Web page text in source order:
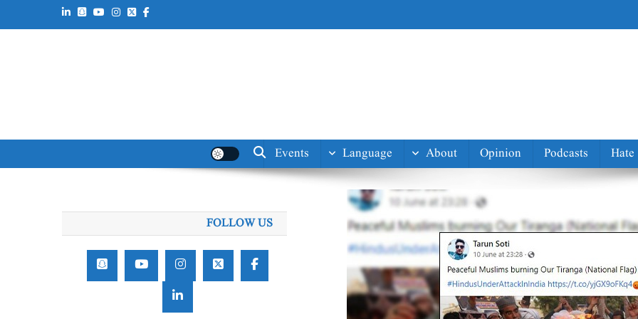
Hate
Podcasts
Opinion
About
Language
Events
FOLLOW US